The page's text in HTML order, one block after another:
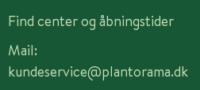
Find center og åbningstider
Mail:
kundeservice@plantorama.dk